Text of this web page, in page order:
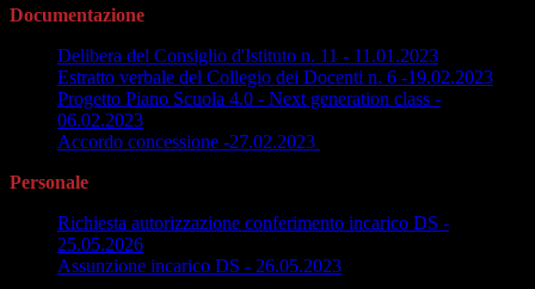
Documentazione
Delibera del Consiglio d'Istituto n. 11 - 11.01.2023
Estratto verbale del Collegio dei Docenti n. 6 -19.02.2023
Progetto Piano Scuola 4.0 - Next generation class -
06.02.2023
Accordo concessione -27.02.2023
Personale
Richiesta autorizzazione conferimento incarico DS -
25.05.2026
Assunzione incarico DS - 26.05.2023